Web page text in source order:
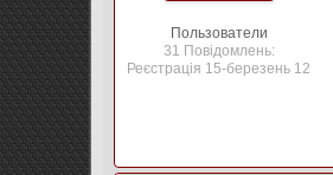
Пользователи
31 Повідомлень:
Реєстрація 15-березень 12